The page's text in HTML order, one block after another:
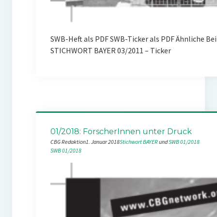
SWB-Heft als PDF SWB-Ticker als PDF Ähnliche
STICHWORT BAYER 03/2011 – Ticker
01/2018: ForscherInnen unter Druck
CBG Redaktion1. Januar 2018Stichwort BAYER und SWB 01/2018
SWB 01/2018